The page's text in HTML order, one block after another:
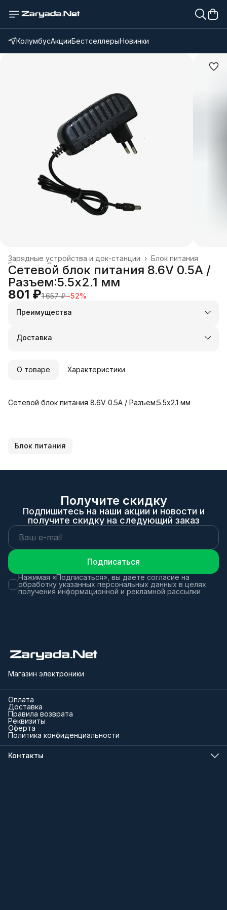
КолумбусАкцииБестселлерыНовинки
Блок питания
Зарядные устройства и док-станции ›
Электроника
Главная
Сетевой блок питания 8.6V 0.5A /
Разъем:5.5x2.1 мм
801 ₽1 657 ₽−52%
Преимущества
Оплата частями в Сплит
Удобный возврат
Доставка
О товаре Характеристики
Сетевой блок питания 8.6V 0.5A / Разъем:5.5x2.1 мм
Блок питания
Получите скидку
Подпишитесь на наши акции и новости и
получите скидку на следующий заказ
Подписаться
Нажимая «Подписаться», вы даете согласие на
обработку указанных персональных данных в целях
получения информационной и рекламной рассылки
Магазин электроники
Оплата
Доставка
Правила возврата
Реквизиты
Оферта
Политика конфиденциальности
Контакты